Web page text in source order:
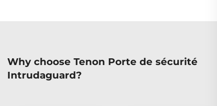
Why choose Tenon Porte de sécurité
Intrudaguard?